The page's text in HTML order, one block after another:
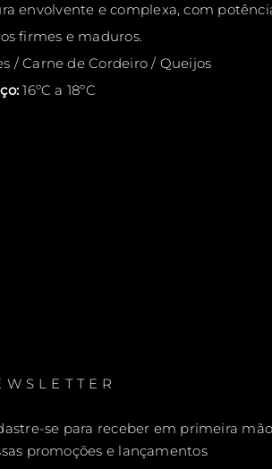
envolvente e complexa, com
firmes e maduros.
/ Carne de Cordeiro / Queijos
16ºC a 18ºC
se para receber em primeira mão
promoções e lançamentos